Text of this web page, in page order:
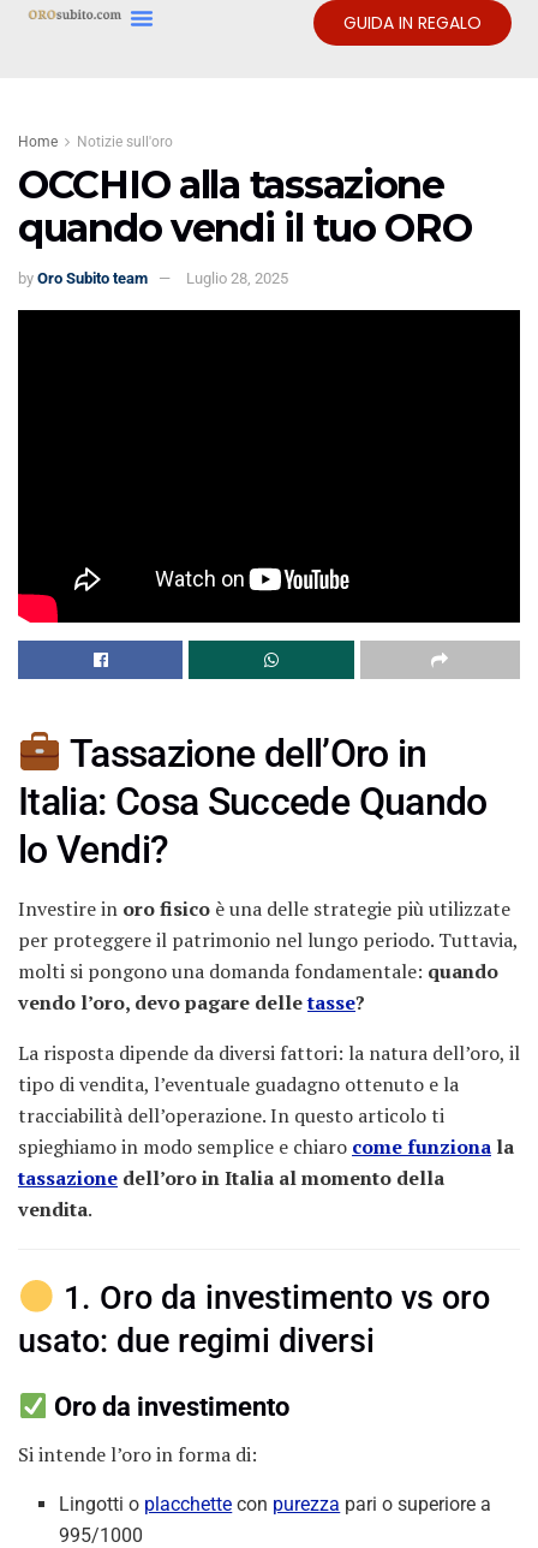
GUIDA IN REGALO
Home Notizie sull'oro
OCCHIO alla tassazione
quando vendi il tuo ORO
by Oro Subito team Luglio 28, 2025
Tassazione dell’Oro in
Italia: Cosa Succede Quando
lo Vendi?
Investire in oro fisico è una delle strategie più utilizzate
per proteggere il patrimonio nel lungo periodo. Tuttavia,
molti si pongono una domanda fondamentale: quando
vendo l’oro, devo pagare delletasse?
La risposta dipende da diversi fattori: la natura dell’oro, il
tipo di vendita, l’eventuale guadagno ottenuto e la
tracciabilità dell’operazione. In questo articolo ti
spieghiamo in modo semplice e chiaro come funziona la
tassazione dell’oro in Italia al momento della
vendita.
1. Oro da investimento vs oro
usato: due regimi diversi
Oro da investimento
Si intende l’oro in forma di:
Lingotti o placchette con purezza pari o superiore a
995/1000